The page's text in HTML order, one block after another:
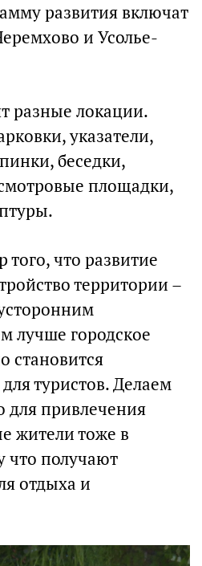
развития включат
и Усолье-
разные локации.
указатели,
беседки,
площадки,
что развитие
территории –
лучше городское
становится
туристов. Делаем
для привлечения
жители тоже в
получают
отдыха и